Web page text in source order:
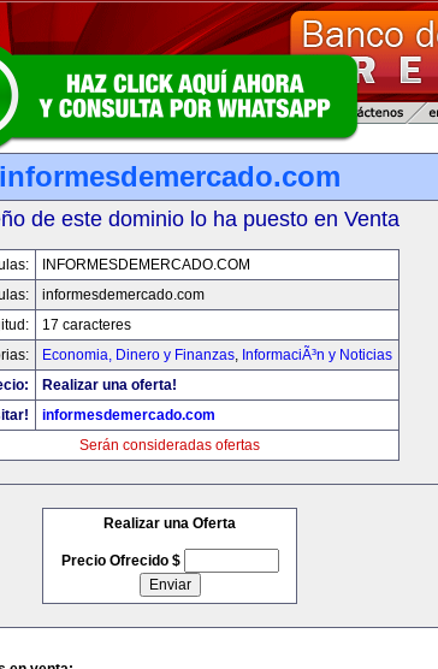
informesdemercado.com
de este dominio lo ha puesto en Venta
INFORMESDEMERCADO.COM
informesdemercado.com
17 caracteres
Economia, Dinero y Finanzas, InformaciÃ³n y Noticias
Realizar una oferta!
informesdemercado.com
Serán consideradas ofertas
Realizar una Oferta
Precio Ofrecido $